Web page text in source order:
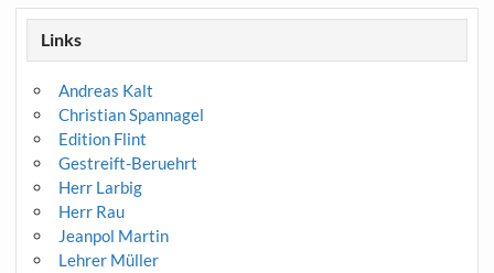
Links
Andreas Kalt
Christian Spannagel
Edition Flint
Gestreift-Beruehrt
Herr Larbig
Herr Rau
Jeanpol Martin
Lehrer Müller